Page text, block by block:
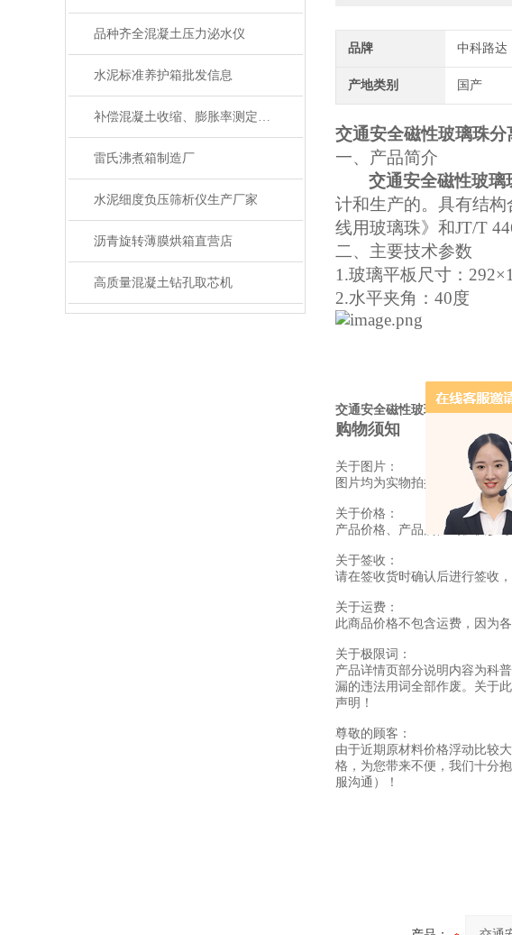
品种齐全混凝土压力泌水仪
水泥标准养护箱批发信息
补偿混凝土收缩、膨胀率测定仪直营店
雷氏沸煮箱制造厂
水泥细度负压筛析仪生产厂家
沥青旋转薄膜烘箱直营店
高质量混凝土钻孔取芯机
品牌 中科路达
产地类别 国产
交通安全磁性玻璃珠
一、 产品简介
交通安全磁性玻璃
计和生产的。具有结构
线用玻璃珠》和JT/T
二、主要技术参数
1.玻璃平板尺寸：
2.水平夹角： 40度
交通安全磁性玻璃珠分离器路面
购物须知
关于图片：
图片均为实物拍摄，但部分产
关于价格：
产品价格、产品属性均仅供参
关于签收：
请在签收货时确认后进行签收
关于运费：
此商品价格不包含运费，因为
关于极限词：
产品详情页部分说明内容为科
漏的违法用词全部作废。关于
声明！
尊敬的顾客：
由于近期原材料价格浮动比较
格，为您带来不便，我们十分
服沟通）！